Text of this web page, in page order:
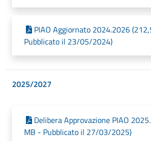
PIAO Aggiornato 2024.2026
Pubblicato il 23/05/2024)
2025/2027
Delibera Approvazione PIAO
MB - Pubblicato il 27/03/2025)